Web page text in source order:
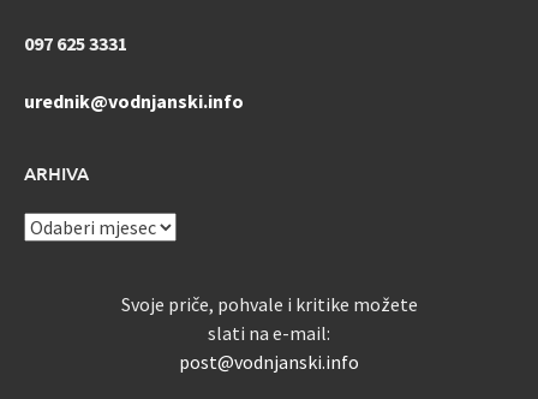
097 625 3331
urednik@vodnjanski.info
ARHIVA
ARHIVA
Svoje priče, pohvale i kritike možete
slati na e-mail:
post@vodnjanski.info